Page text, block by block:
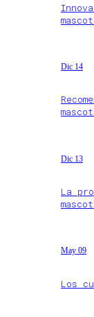
Dic 14
Dic 13
La
May 09
Los